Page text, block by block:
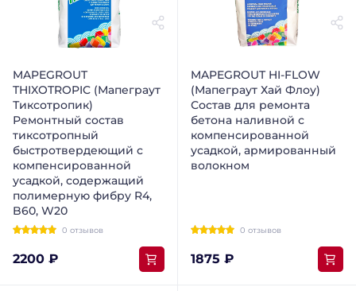
MAPEGROUT
THIXOTROPIC (Мапеграут
Тиксотропик)
Ремонтный состав
тиксотропный
быстротвердеющий с
компенсированной
усадкой, содержащий
полимерную фибру R4,
B60, W20
0 отзывов
2200 ₽
MAPEGROUT HI-FLOW
(Мапеграут Хай Флоу)
Состав для ремонта
бетона наливной с
компенсированной
усадкой, армированный
волокном
0 отзывов
1875 ₽